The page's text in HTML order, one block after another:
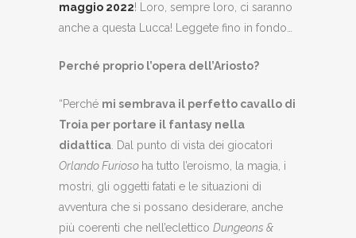
maggio 2022! Loro, sempre loro, ci saranno
anche a questa Lucca! Leggete fino in fondo…
Perché proprio l’opera dell’Ariosto?
“Perché mi sembrava il perfetto cavallo di
Troia per portare il fantasy nella
didattica. Dal punto di vista dei giocatori
Orlando Furioso ha tutto l’eroismo, la magia, i
mostri, gli oggetti fatati e le situazioni di
avventura che si possano desiderare, anche
più coerenti che nell’eclettico Dungeons &